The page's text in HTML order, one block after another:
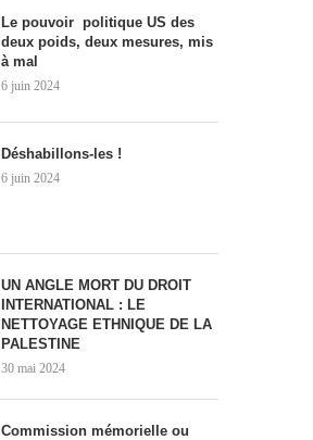
Le pouvoir politique US des
deux poids, deux mesures, mis
à mal
6 juin 2024
Déshabillons-les !
6 juin 2024
UN ANGLE MORT DU DROIT
INTERNATIONAL : LE
NETTOYAGE ETHNIQUE DE LA
PALESTINE
30 mai 2024
Commission mémorielle ou